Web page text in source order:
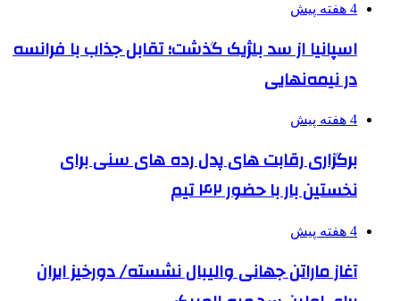
4 هفته پیش
اسپانیا از سد بلژیک گذشت؛ تقابل جذاب با فرانسه
در نیمه‌نهایی
4 هفته پیش
برگزاری رقابت های پدل رده های سنی برای
نخستین بار با حضور ۴۲ تیم
4 هفته پیش
آغاز ماراتن جهانی والیبال نشسته/ دورخیز ایران